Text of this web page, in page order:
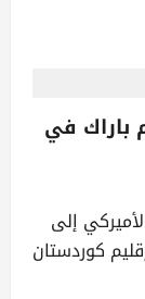
باراك في
إلى
كوردستان